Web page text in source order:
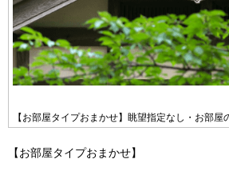
【お部屋タイプおまかせ】眺望指定なし・お部屋
【お部屋タイプおまかせ】